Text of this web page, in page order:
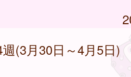
(3月30日～4月5日)